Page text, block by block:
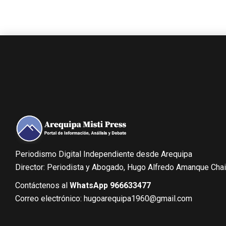
Periodismo Digital Independiente desde Arequipa
Director: Periodista y Abogado, Hugo Alfredo Amanque
Contáctenos al WhatsApp 966633477
Correo electrónico: hugoarequipa1960@gmail.com